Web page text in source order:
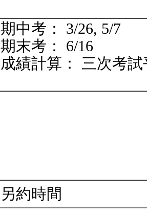
期中考： 3/26, 5/7
期末考： 6/16
成績計算： 三次考試
另約時間